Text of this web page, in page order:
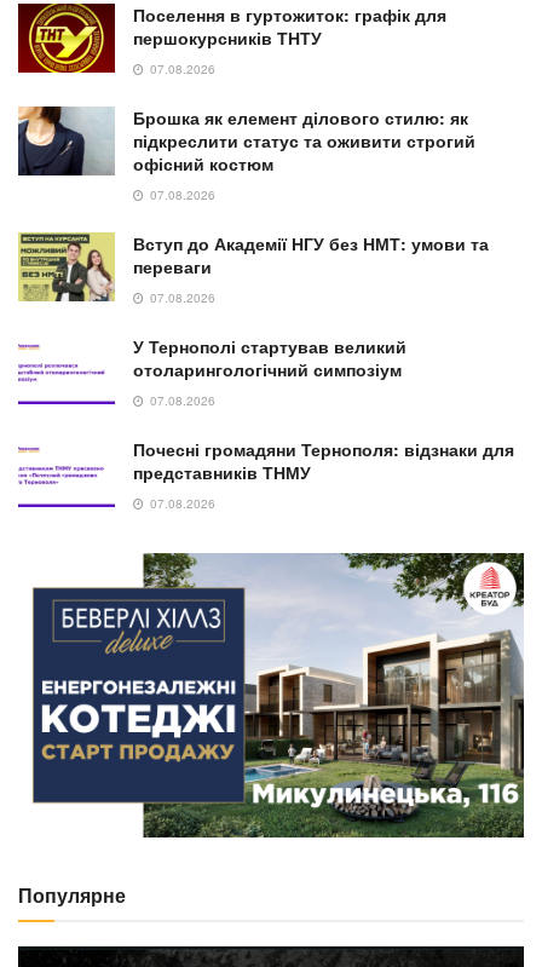
Поселення в гуртожиток: графік для
першокурсників ТНТУ
07.08.2026
Брошка як елемент ділового стилю: як
підкреслити статус та оживити строгий
офісний костюм
07.08.2026
Вступ до Академії НГУ без НМТ: умови та
переваги
07.08.2026
У Тернополі стартував великий
отоларингологічний симпозіум
07.08.2026
Почесні громадяни Тернополя: відзнаки для
представників ТНМУ
07.08.2026
Популярне